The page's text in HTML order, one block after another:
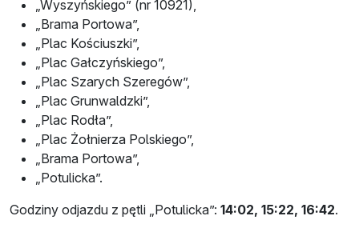
„Wyszyńskiego” (nr 10921),
„Brama Portowa”,
„Plac Kościuszki”,
„Plac Gałczyńskiego”,
„Plac Szarych Szeregów”,
„Plac Grunwaldzki”,
„Plac Rodła”,
„Plac Żołnierza Polskiego”,
„Brama Portowa”,
„Potulicka”.
Godziny odjazdu z pętli „Potulicka”: 14:02, 15:22, 16:42.